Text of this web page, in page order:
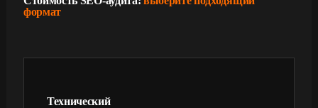
формат
Технический